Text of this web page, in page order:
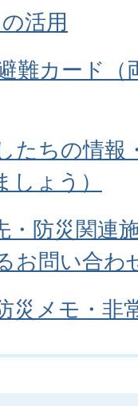
活用
難カード（
たちの情報
ょう）
・防災関連
お問い合わ
災メモ・非